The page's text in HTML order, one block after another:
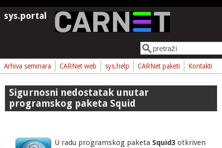
Skoči na glavni sadržaj
sys.portal
Obrazac pretrage
Pretraga
Arhiva seminara CARNet web sys.help CARNet paketi Kontakti
Sigurnosni nedostatak unutar
programskog paketa Squid
U radu programskog paketa Squid3 otkriven